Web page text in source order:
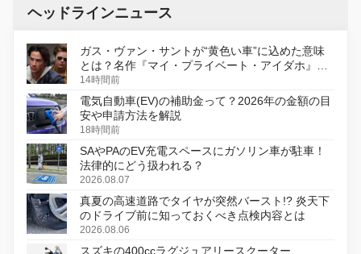
ヘッドラインニュース
ガス・ヴァン・サントが“黄色い車”に込めた意味
とは？名作『マイ・プライベート・アイダホ』が
初のデジタルリマスター版で復活
14時間前
電気自動車(EV)の補助金って？2026年の金額の目
安や申請方法を解説
18時間前
SAやPAのEV充電スペースにガソリン車が駐車！
法律的にどう扱われる？
2026.08.07
真夏の高速道路でタイヤが突然バースト!? 炎天下
のドライブ前に知っておくべき点検内容とは
2026.08.06
スズキの400ccラグジュアリースクーター